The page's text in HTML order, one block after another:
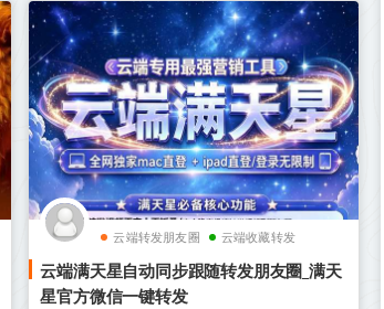
云端转发朋友圈 云端收藏转发
云端满天星自动同步跟随转发朋友圈_满天
星官方微信一键转发